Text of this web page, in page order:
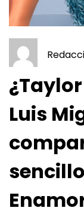
Luis